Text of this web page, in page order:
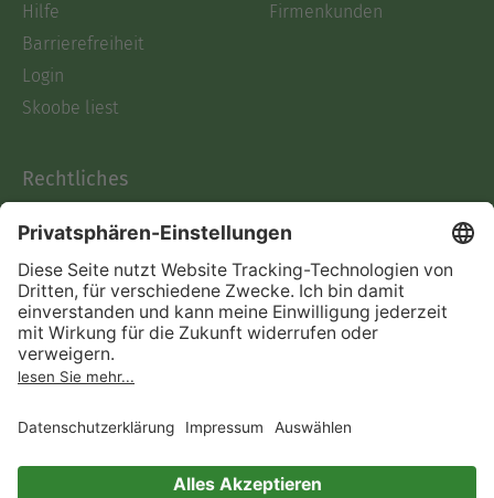
Hilfe
Barrierefreiheit
Login
Skoobe liest
Firmenkunden
Rechtliches
AGB
Informationen nach Data
Act
Verträge hier kündigen
Impressum